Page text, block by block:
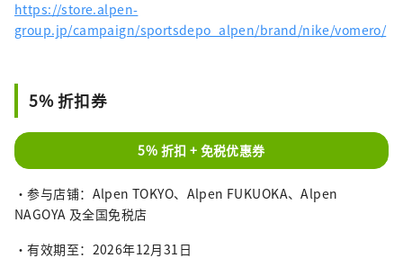
https://store.alpen-
group.jp/campaign/sportsdepo_alpen/brand/nike/vomero/
5% 折扣券
5% 折扣 + 免税优惠券
・参与店铺：Alpen TOKYO、Alpen FUKUOKA、Alpen
NAGOYA 及全国免税店
・有效期至：2026年12月31日